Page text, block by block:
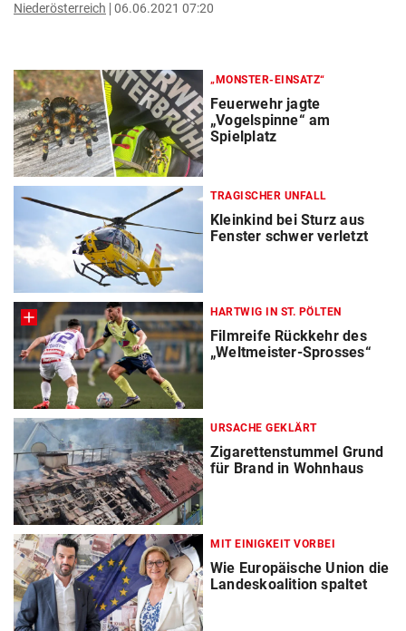
Niederösterreich 06.06.2021 07:20
„MONSTER-EINSATZ“
Feuerwehr jagte
„Vogelspinne“ am
Spielplatz
TRAGISCHER UNFALL
Kleinkind bei Sturz aus
Fenster schwer verletzt
HARTWIG IN ST. PÖLTEN
Filmreife Rückkehr des
„Weltmeister-Sprosses“
URSACHE GEKLÄRT
Zigarettenstummel Grund
für Brand in Wohnhaus
MIT EINIGKEIT VORBEI
Wie Europäische Union die
Landeskoalition spaltet